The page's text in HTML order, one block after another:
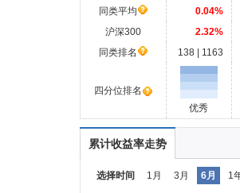
同类平均
0.04%
沪深300
2.32%
同类排名
138 | 1163
四分位排名
优秀
累计收益率走势
选择时间 1月 3月 6月 1